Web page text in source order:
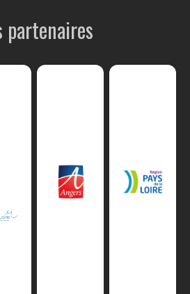
partenaires